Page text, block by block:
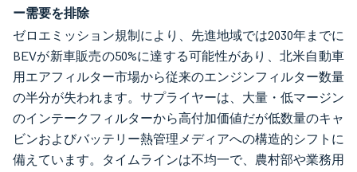
ー需要を排除
ゼロエミッション規制により、先進地域では2030年までに
BEVが新車販売の50%に達する可能性があり、北米自動車
用エアフィルター市場から従来のエンジンフィルター数量
の半分が失われます。サプライヤーは、大量・低マージン
のインテークフィルターから高付加価値だが低数量のキャ
ビンおよびバッテリー熱管理メディアへの構造的シフトに
備えています。タイムラインは不均一で、農村部や業務用